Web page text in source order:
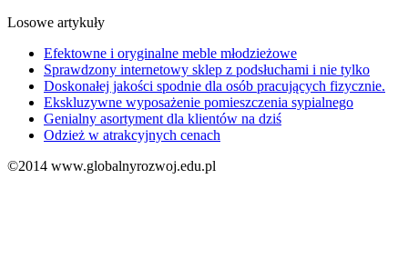
Losowe artykuły
Efektowne i oryginalne meble młodzieżowe
Sprawdzony internetowy sklep z podsłuchami i nie tylko
Doskonałej jakości spodnie dla osób pracujących fizycznie.
Ekskluzywne wyposażenie pomieszczenia sypialnego
Genialny asortyment dla klientów na dziś
Odzież w atrakcyjnych cenach
©2014 www.globalnyrozwoj.edu.pl